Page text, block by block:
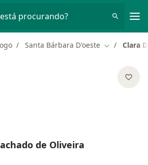
procurando?
Santa Bárbara D'oeste Mudar de
Clara
de Oliveira